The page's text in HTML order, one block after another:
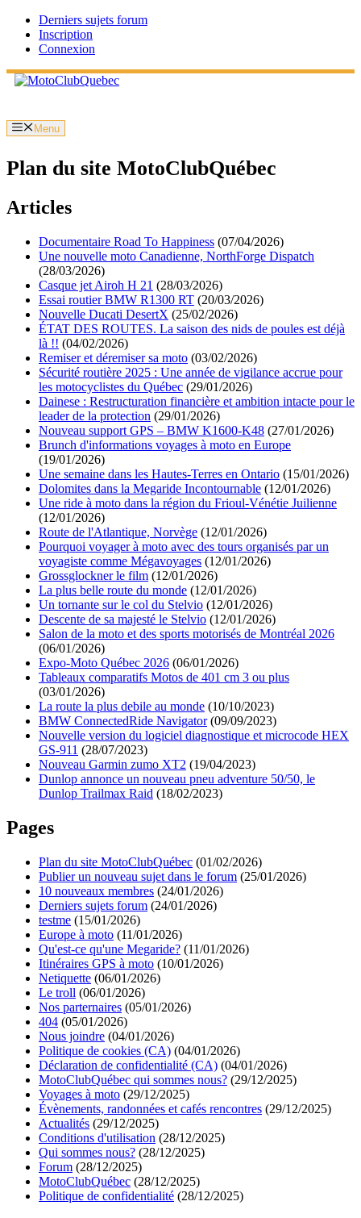
Aller
contenu
Derniers sujets forum
Inscription
Connexion
Menu
Plan du site MotoClubQuébec
Articles
Documentaire Road To Happiness (07/04/2026)
Une nouvelle moto Canadienne, NorthForge Dispatch
(28/03/2026)
Casque jet Airoh H 21 (28/03/2026)
Essai routier BMW R1300 RT (20/03/2026)
Nouvelle Ducati DesertX (25/02/2026)
ÉTAT DES ROUTES. La saison des nids de poules est déjà
là !! (04/02/2026)
Remiser et déremiser sa moto (03/02/2026)
Sécurité routière 2025 : Une année de vigilance accrue pour
les motocyclistes du Québec (29/01/2026)
Dainese : Restructuration financière et ambition intacte pour le
leader de la protection (29/01/2026)
Nouveau support GPS – BMW K1600-K48 (27/01/2026)
Brunch d'informations voyages à moto en Europe
(19/01/2026)
Une semaine dans les Hautes-Terres en Ontario (15/01/2026)
Dolomites dans la Megaride Incontournable (12/01/2026)
Une ride à moto dans la région du Frioul-Vénétie Juilienne
(12/01/2026)
Route de l'Atlantique, Norvège (12/01/2026)
Pourquoi voyager à moto avec des tours organisés par un
voyagiste comme Mégavoyages (12/01/2026)
Grossglockner le film (12/01/2026)
La plus belle route du monde (12/01/2026)
Un tornante sur le col du Stelvio (12/01/2026)
Descente de sa majesté le Stelvio (12/01/2026)
Salon de la moto et des sports motorisés de Montréal 2026
(06/01/2026)
Expo-Moto Québec 2026 (06/01/2026)
Tableaux comparatifs Motos de 401 cm 3 ou plus
(03/01/2026)
La route la plus debile au monde (10/10/2023)
BMW ConnectedRide Navigator (09/09/2023)
Nouvelle version du logiciel diagnostique et microcode HEX
GS-911 (28/07/2023)
Nouveau Garmin zumo XT2 (19/04/2023)
Dunlop annonce un nouveau pneu adventure 50/50, le
Dunlop Trailmax Raid (18/02/2023)
Pages
Plan du site MotoClubQuébec (01/02/2026)
Publier un nouveau sujet dans le forum (25/01/2026)
10 nouveaux membres (24/01/2026)
Derniers sujets forum (24/01/2026)
testme (15/01/2026)
Europe à moto (11/01/2026)
Qu'est-ce qu'une Megaride? (11/01/2026)
Itinéraires GPS à moto (10/01/2026)
Netiquette (06/01/2026)
Le troll (06/01/2026)
Nos parternaires (05/01/2026)
404 (05/01/2026)
Nous joindre (04/01/2026)
Politique de cookies (CA) (04/01/2026)
Déclaration de confidentialité (CA) (04/01/2026)
MotoClubQuébec qui sommes nous? (29/12/2025)
Voyages à moto (29/12/2025)
Évènements, randonnées et cafés rencontres (29/12/2025)
Actualités (29/12/2025)
Conditions d'utilisation (28/12/2025)
Qui sommes nous? (28/12/2025)
Forum (28/12/2025)
MotoClubQuébec (28/12/2025)
Politique de confidentialité (28/12/2025)